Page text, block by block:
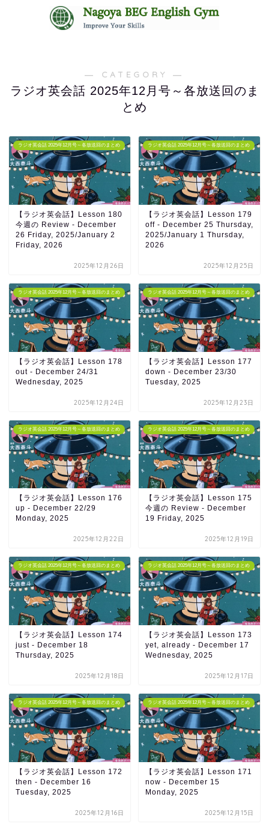
無料体験レッスンはコチラ
― CATEGORY ―
ラジオ英会話 2025年12月号～各放送回のま
とめ
ラジオ英会話 2025年12月号～各放送回のまとめ
【ラジオ英会話】Lesson 180
今週の Review - December
26 Friday, 2025/January 2
Friday, 2026
2025年12月26日
ラジオ英会話 2025年12月号～各放送回のまとめ
【ラジオ英会話】Lesson 179
off - December 25 Thursday,
2025/January 1 Thursday,
2026
2025年12月25日
ラジオ英会話 2025年12月号～各放送回のまとめ
【ラジオ英会話】Lesson 178
out - December 24/31
Wednesday, 2025
2025年12月24日
ラジオ英会話 2025年12月号～各放送回のまとめ
【ラジオ英会話】Lesson 177
down - December 23/30
Tuesday, 2025
2025年12月23日
ラジオ英会話 2025年12月号～各放送回のまとめ
【ラジオ英会話】Lesson 176
up - December 22/29
Monday, 2025
2025年12月22日
ラジオ英会話 2025年12月号～各放送回のまとめ
【ラジオ英会話】Lesson 175
今週の Review - December
19 Friday, 2025
2025年12月19日
ラジオ英会話 2025年12月号～各放送回のまとめ
【ラジオ英会話】Lesson 174
just - December 18
Thursday, 2025
2025年12月18日
ラジオ英会話 2025年12月号～各放送回のまとめ
【ラジオ英会話】Lesson 173
yet, already - December 17
Wednesday, 2025
2025年12月17日
ラジオ英会話 2025年12月号～各放送回のまとめ
【ラジオ英会話】Lesson 172
then - December 16
Tuesday, 2025
2025年12月16日
ラジオ英会話 2025年12月号～各放送回のまとめ
【ラジオ英会話】Lesson 171
now - December 15
Monday, 2025
2025年12月15日